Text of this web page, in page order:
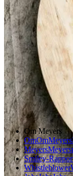
Gem opskrift
Aftensmad
Forårsmad
Sommermad
Dansk mad
Om Meyers
OmOmMeyers
MeyersMeyers
Smiley-
Whistleblower